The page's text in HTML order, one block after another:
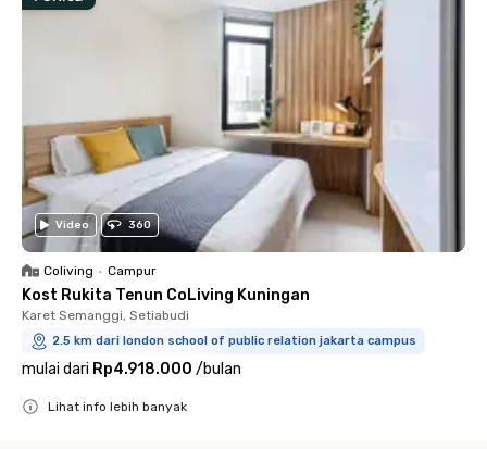
Video 360
Coliving • Campur
Kost Rukita Tenun CoLiving Kuningan
Karet Semanggi, Setiabudi
2.5 km dari london school of public relation jakarta campus
mulai dari Rp4.918.000 /bulan
Lihat info lebih banyak